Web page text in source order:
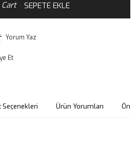
SEPETE EKLE
Yorum Yaz
Et
Seçenekleri Ürün Yorumları